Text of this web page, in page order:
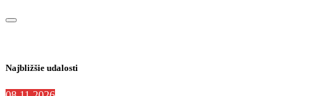
Najbližšie udalosti